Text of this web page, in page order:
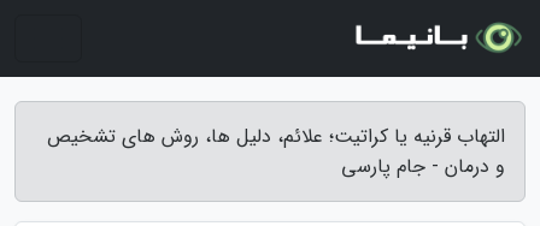
التهاب قرنیه یا کراتیت؛ علائم، دلیل ها، روش های تشخیص
و درمان - جام پارسی